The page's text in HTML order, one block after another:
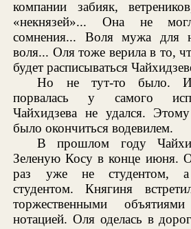
компании забияк,
«некнязей»... Она не
сомнения... Воля мужа для
воля... Оля тоже верила в то,
будет расписываться
Но не тут-то было.
порвалась у самого
Чайхидзева не удался.
было окончиться водевилем.
В прошлом году
Зеленую Косу в конце июня.
раз уже не студентом, а
студентом. Княгиня
торжественными
нотацией. Оля оделась в